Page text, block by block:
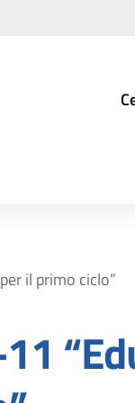
il primo ciclo”